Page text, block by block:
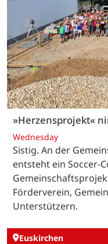
»Herzensprojekt«
Wednesday
Sistig. An der
entsteht ein Soccer-
Förderverein,
Unterstützern.
Euskirchen